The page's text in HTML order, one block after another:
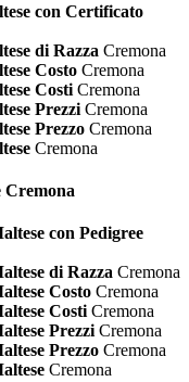
con Certificato
di Razza Cremona
Costo Cremona
Costi Cremona
Prezzi Cremona
Prezzo Cremona
Cremona
Cremona
con Pedigree
di Razza Cremona
Costo Cremona
CostiCremona
PrezziCremona
Prezzo Cremona
Cremona